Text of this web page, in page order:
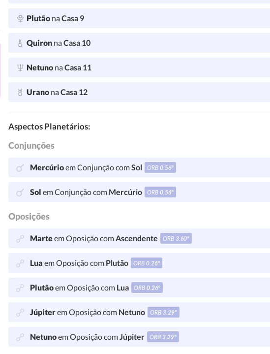
Plutão naCasa 9
Quiron naCasa 10
Netuno naCasa 11
Urano naCasa 12
Aspectos Planetários:
Conjunções
Mercúrioem Conjunção comSol ORB0.56°
Sol em Conjunção com Mercúrio ORB0.56°
Oposições
Marteem Oposição comAscendente ORB3.60°
Lua em Oposição com Plutão ORB0.26°
Plutãoem Oposição com Lua ORB0.26°
Júpiterem Oposição com Netuno ORB3.29°
Netunoem Oposição comJúpiter ORB3.29°